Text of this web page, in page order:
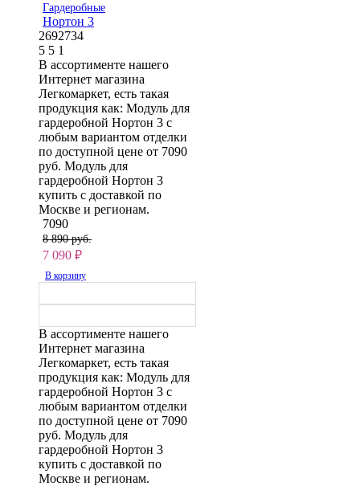
Гардеробные
Нортон 3
2692734
5 5 1
В ассортименте нашего
Интернет магазина
Легкомаркет, есть такая
продукция как: Модуль для
гардеробной Нортон 3 с
любым вариантом отделки
по доступной цене от 7090
руб. Модуль для
гардеробной Нортон 3
купить с доставкой по
Москве и регионам.
7090
8 890 руб.
7 090 ₽
В корзину
В ассортименте нашего
Интернет магазина
Легкомаркет, есть такая
продукция как: Модуль для
гардеробной Нортон 3 с
любым вариантом отделки
по доступной цене от 7090
руб. Модуль для
гардеробной Нортон 3
купить с доставкой по
Москве и регионам.